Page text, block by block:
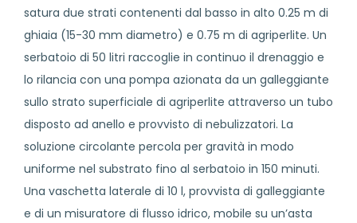
satura due strati contenenti dal basso in alto 0.25 m di
ghiaia (15-30 mm diametro) e 0.75 m di agriperlite. Un
serbatoio di 50 litri raccoglie in continuo il drenaggio e
lo rilancia con una pompa azionata da un galleggiante
sullo strato superficiale di agriperlite attraverso un tubo
disposto ad anello e provvisto di nebulizzatori. La
soluzione circolante percola per gravità in modo
uniforme nel substrato fino al serbatoio in 150 minuti.
Una vaschetta laterale di 10 l, provvista di galleggiante
e di un misuratore di flusso idrico, mobile su un’asta